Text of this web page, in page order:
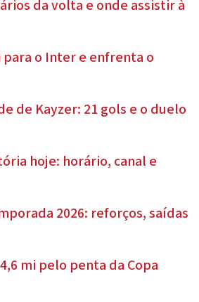
da volta e onde assistir à
o Inter e enfrenta o
de Kayzer: 21 gols e o duelo
hoje: horário, canal e
2026: reforços, saídas
mi pelo penta da Copa